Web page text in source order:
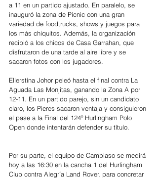
a 11 en un partido ajustado. En paralelo, se
inauguró la zona de Picnic con una gran
variedad de foodtrucks, shows y juegos para
los más chiquitos. Además, la organización
recibió a los chicos de Casa Garrahan, que
disfrutaron de una tarde al aire libre y se
sacaron fotos con los jugadores.
Ellerstina Johor peleó hasta el final contra La
Aguada Las Monjitas, ganando la Zona A por
12-11. En un partido parejo, sin un candidato
claro, los Pieres sacaron ventaja y consiguieron
el pase a la Final del 124º Hurlingham Polo
Open donde intentarán defender su título.
Por su parte, el equipo de Cambiaso se medirá
hoy a las 16:30 en la cancha 1 del Hurlingham
Club contra Alegría Land Rover, para concretar